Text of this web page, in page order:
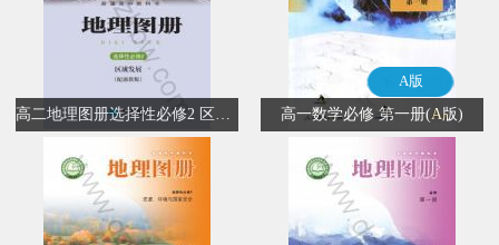
高二地理图册选择性必修2 区域发展
A版
高一数学必修 第一册(A版)